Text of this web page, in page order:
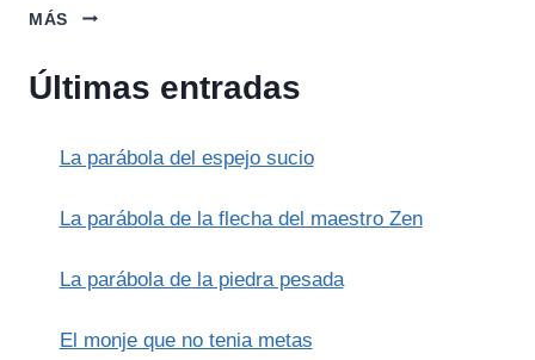
MÁS
LA
YUSUF
Últimas entradas
La parábola del espejo sucio
La parábola de la flecha del maestro Zen
La parábola de la piedra pesada
El monje que no tenia metas